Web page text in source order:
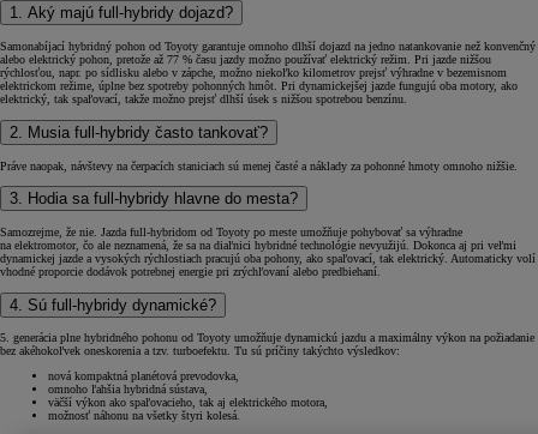
1. Aký majú full-hybridy dojazd?
Samonabíjací hybridný pohon od Toyoty garantuje omnoho dlhší dojazd na jedno natankovanie než konvenčný
alebo elektrický pohon, pretože až 77 % času jazdy možno používať elektrický režim. Pri jazde nižšou
rýchlosťou, napr. po sídlisku alebo v zápche, možno niekoľko kilometrov prejsť výhradne v bezemisnom
elektrickom režime, úplne bez spotreby pohonných hmôt. Pri dynamickejšej jazde fungujú oba motory, ako
elektrický, tak spaľovací, takže možno prejsť dlhší úsek s nižšou spotrebou benzínu.
2. Musia full-hybridy často tankovať?
Práve naopak, návštevy na čerpacích staniciach sú menej časté a náklady za pohonné hmoty omnoho nižšie.
3. Hodia sa full-hybridy hlavne do mesta?
Samozrejme, že nie. Jazda full-hybridom od Toyoty po meste umožňuje pohybovať sa výhradne
na elektromotor, čo ale neznamená, že sa na diaľnici hybridné technológie nevyužijú. Dokonca aj pri veľmi
dynamickej jazde a vysokých rýchlostiach pracujú oba pohony, ako spaľovací, tak elektrický. Automaticky volí
vhodné proporcie dodávok potrebnej energie pri zrýchľovaní alebo predbiehaní.
4. Sú full-hybridy dynamické?
5. generácia plne hybridného pohonu od Toyoty umožňuje dynamickú jazdu a maximálny výkon na požiadanie
bez akéhokoľvek oneskorenia a tzv. turboefektu. Tu sú príčiny takýchto výsledkov:
nová kompaktná planétová prevodovka,
omnoho ľahšia hybridná sústava,
väčší výkon ako spaľovacieho, tak aj elektrického motora,
možnosť náhonu na všetky štyri kolesá.